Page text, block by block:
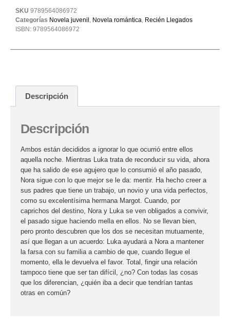
SKU 9789564086972
Categorías Novela juvenil , Novela romántica, Recién Llegados
ISBN: 9789564086972
Descripción
Descripción
Ambos están decididos a ignorar lo que ocurrió entre ellos
aquella noche. Mientras Luka trata de reconducir su vida, ahora
que ha salido de ese agujero que lo consumió el año pasado,
Nora sigue con lo que mejor se le da: mentir. Ha hecho creer a
sus padres que tiene un trabajo, un novio y una vida perfectos,
como su excelentísima hermana Margot. Cuando, por
caprichos del destino, Nora y Luka se ven obligados a convivir,
el pasado sigue haciendo mella en ellos. No se llevan bien,
pero pronto descubren que los dos se necesitan mutuamente,
así que llegan a un acuerdo: Luka ayudará a Nora a mantener
la farsa con su familia a cambio de que, cuando llegue el
momento, ella le devuelva el favor. Total, fingir una relación
tampoco tiene que ser tan difícil, ¿no? Con todas las cosas
que los diferencian, ¿quién iba a decir que tendrían tantas
otras en común?